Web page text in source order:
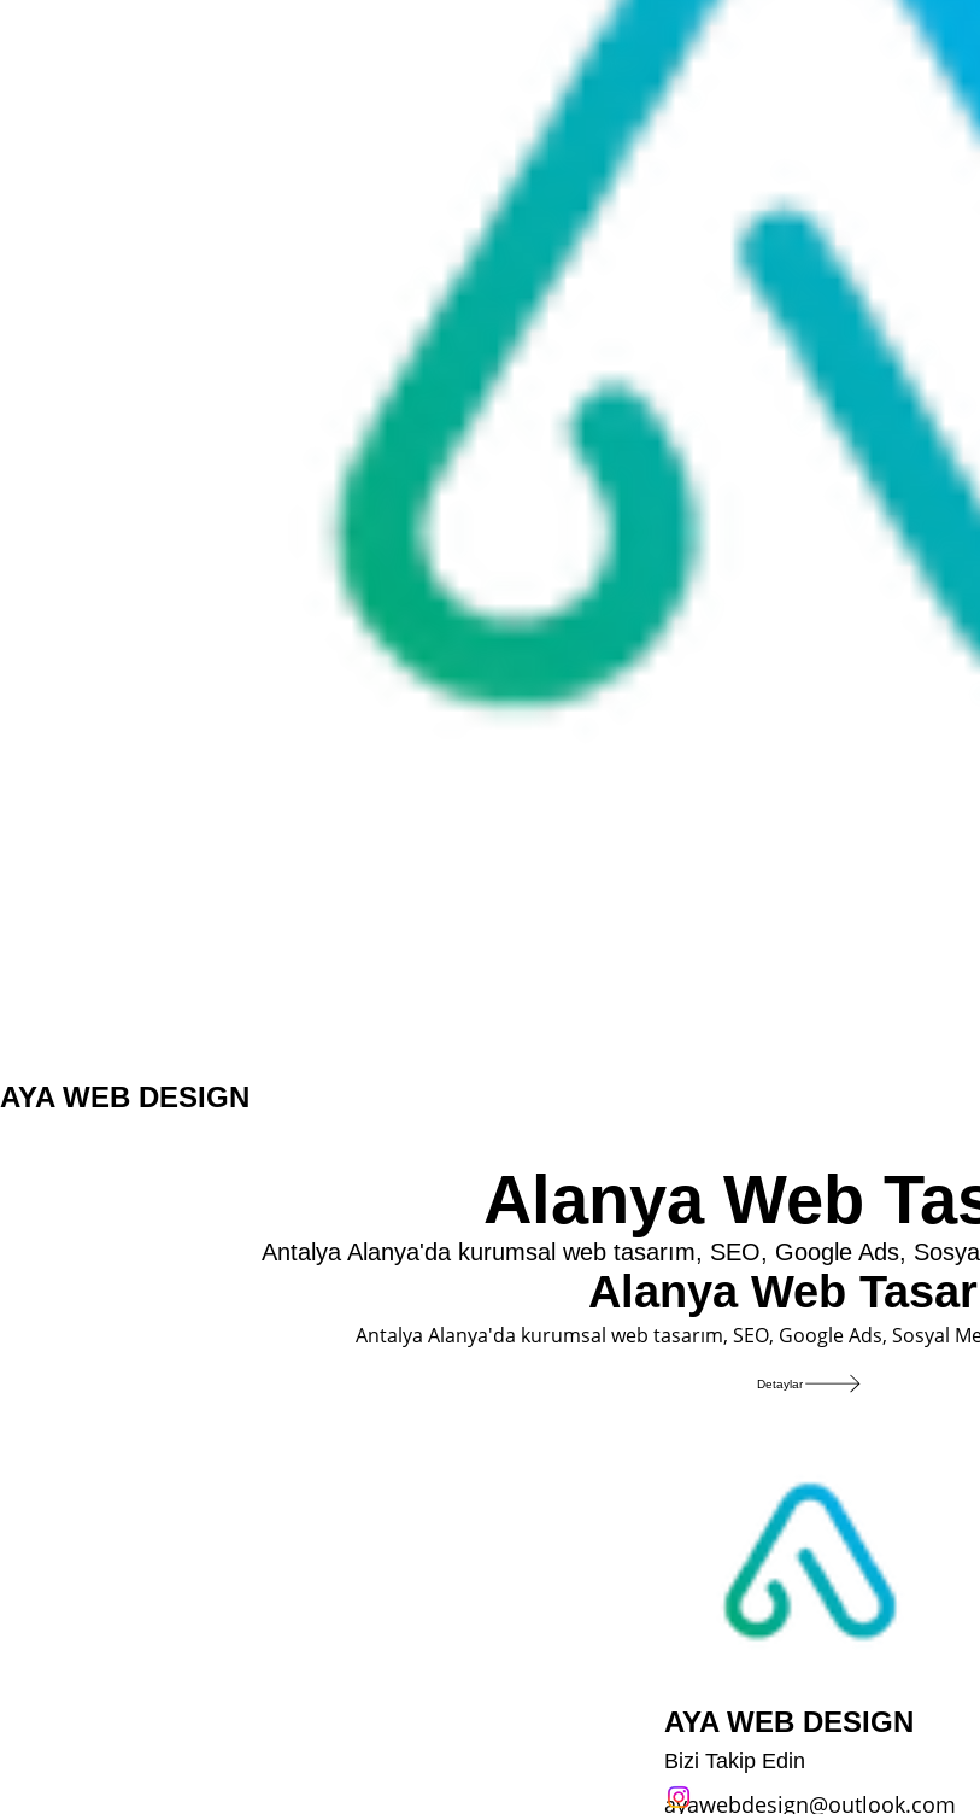
AYA WEB DESIGN
Alanya Web
Antalya Alanya'da kurumsal web tasarım, SEO, Google Ads,
Alanya Web
Antalya Alanya'da kurumsal web tasarım, SEO, Google Ads, Sosyal
Detaylar
AYA WEB DESIGN
Bizi Takip Edin
ayawebdesign@outlook.com